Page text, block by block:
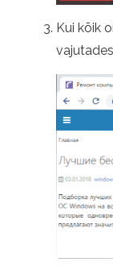
Kui kõik